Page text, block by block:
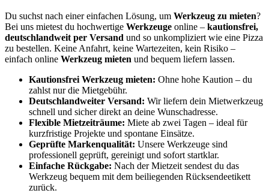
Du suchst nach einer einfachen Lösung, um Werkzeug zu mieten?
Bei uns mietest du hochwertige Werkzeuge online – kautionsfrei,
deutschlandweit per Versand und so unkompliziert wie eine Pizza
zu bestellen. Keine Anfahrt, keine Wartezeiten, kein Risiko –
einfach online Werkzeug mieten und bequem liefern lassen.
Kautionsfrei Werkzeug mieten: Ohne hohe Kaution – du
zahlst nur die Mietgebühr.
Deutschlandweiter Versand: Wir liefern dein Mietwerkzeug
schnell und sicher direkt an deine Wunschadresse.
Flexible Mietzeiträume: Miete ab zwei Tagen – ideal für
kurzfristige Projekte und spontane Einsätze.
Geprüfte Markenqualität: Unsere Werkzeuge sind
professionell geprüft, gereinigt und sofort startklar.
Einfache Rückgabe: Nach der Mietzeit sendest du das
Werkzeug bequem mit dem beiliegenden Rücksendeetikett
zurück.